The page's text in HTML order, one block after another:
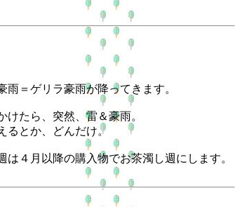
＝ゲリラ豪雨が降ってきます。
たら、突然、雷＆豪雨。
るとか、どんだけ。
４月以降の購入物でお茶濁し週にします。